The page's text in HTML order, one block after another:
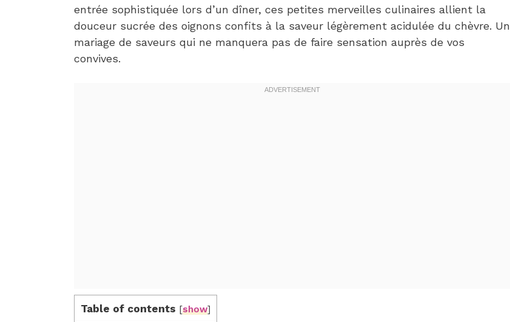
entrée sophistiquée lors d’un dîner, ces petites merveilles culinaires allient la
douceur sucrée des oignons confits à la saveur légèrement acidulée du chèvre. Un
mariage de saveurs qui ne manquera pas de faire sensation auprès de vos
convives.
Table of contents [show]